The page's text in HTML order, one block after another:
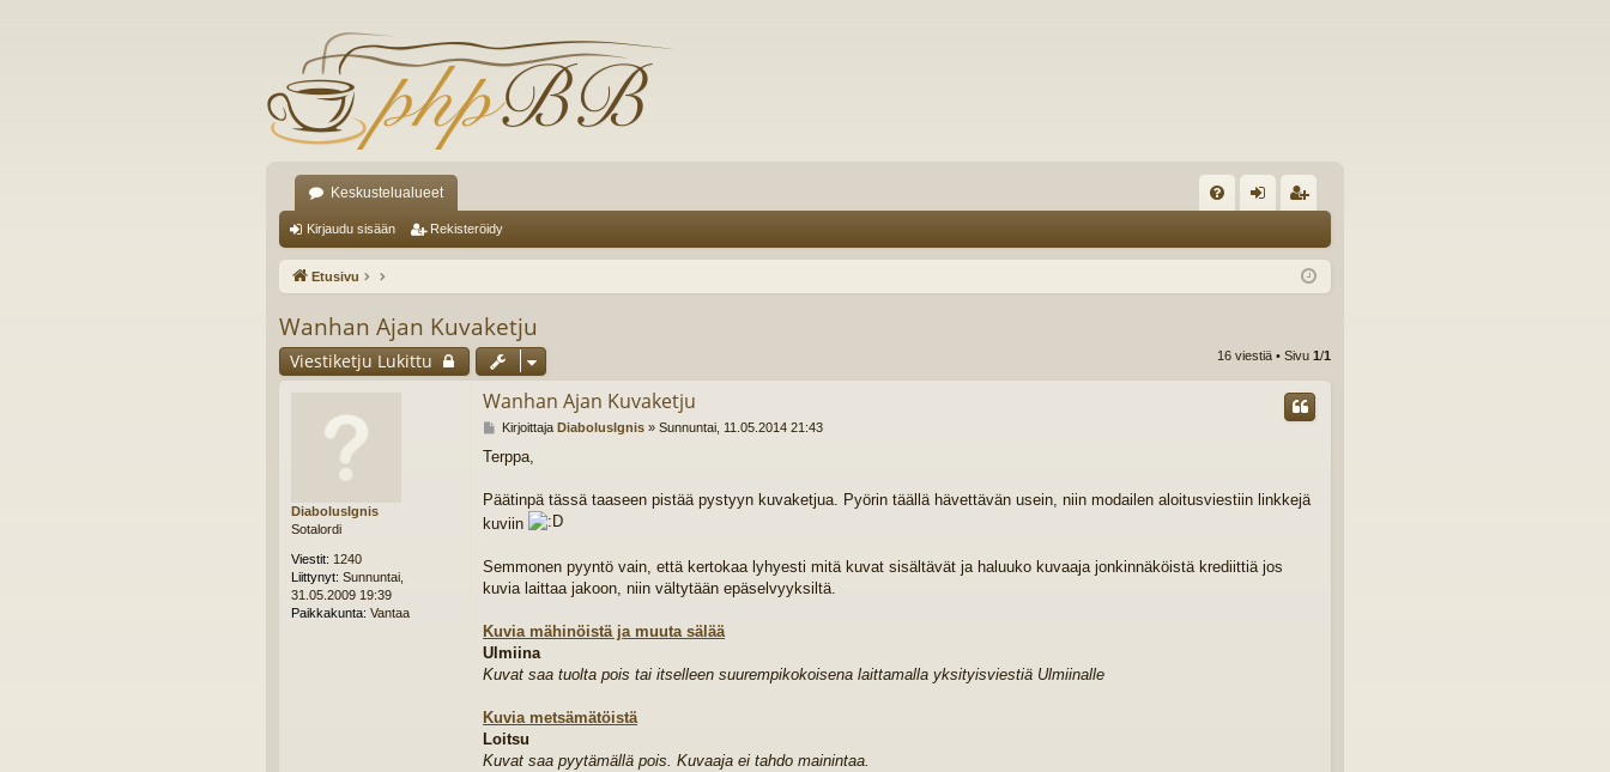
Keskustelualueet
K au ist
Kirjaudu sisään Rekisteröidy
Etusivu
Wanhan Ajan Kuvaketju
Viestiketju Lukittu 16 viestiä • Sivu 1/1
DiabolusIgnis
Sotalordi
Viestit: 1240
Liittynyt: Sunnuntai,
31.05.2009 19:39
Paikkakunta: Vantaa
Wanhan Ajan Kuvaketju
V
e
t
Kirjoittaja DiabolusIgnis» Sunnuntai, 11.05.2014 21:43
Terppa,
Päätinpä tässä taaseen pistää pystyyn kuvaketjua. Pyörin täällä hävettävän usein, niin modailen aloitusviestiin linkkejä
kuviin
Semmonen pyyntö vain, että kertokaa lyhyesti mitä kuvat sisältävät ja haluuko kuvaaja jonkinnäköistä krediittiä jos
kuvia laittaa jakoon, niin vältytään epäselvyyksiltä.
Kuvia mähinöistä ja muuta sälää
Ulmiina
Kuvat saa tuolta pois tai itselleen suurempikokoisena laittamalla yksityisviestiä Ulmiinalle
Kuvia metsämätöistä
Loitsu
Kuvat saa pyytämällä pois. Kuvaaja ei tahdo mainintaa.